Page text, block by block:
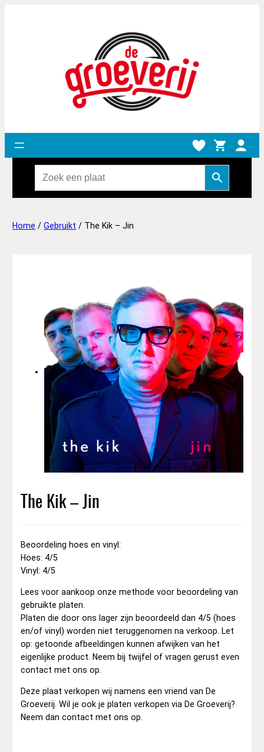
Home /Gebruikt / The Kik – Jin
The Kik – Jin
Beoordeling hoes en vinyl:
Hoes: 4/5
Vinyl: 4/5
Lees voor aankoop onze methode voor beoordeling van
gebruikte platen.
Platen die door ons lager zijn beoordeeld dan 4/5 (hoes
en/of vinyl) worden niet teruggenomen na verkoop. Let
op: getoonde afbeeldingen kunnen afwijken van het
eigenlijke product. Neem bij twijfel of vragen gerust even
contact met ons op.
Deze plaat verkopen wij namens een vriend van De
Groeverij. Wil je ook je platen verkopen via De Groeverij?
Neem dan contact met ons op.